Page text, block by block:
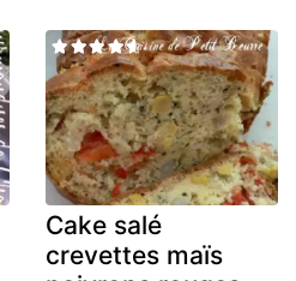
Cake salé
crevettes maïs